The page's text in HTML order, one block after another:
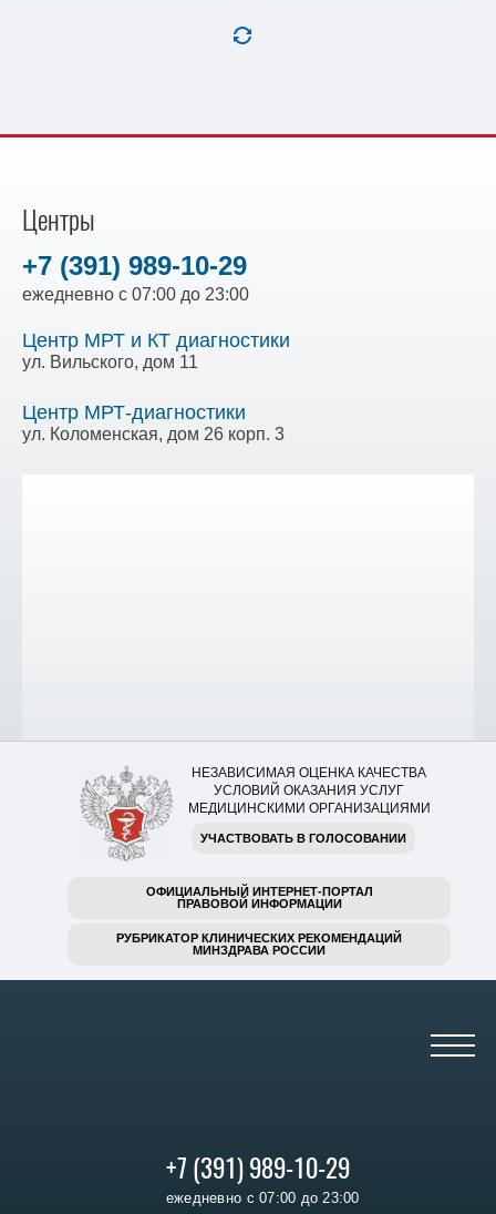
Центры
+7 (391) 989-10-29
ежедневно с 07:00 до 23:00
Центр МРТ и КТ диагностики
ул. Вильского, дом 11
Центр МРТ-диагностики
ул. Коломенская, дом 26 корп. 3
НЕЗАВИСИМАЯ ОЦЕНКА КАЧЕСТВА
УСЛОВИЙ ОКАЗАНИЯ УСЛУГ
МЕДИЦИНСКИМИ ОРГАНИЗАЦИЯМИ
УЧАСТВОВАТЬ В ГОЛОСОВАНИИ
ОФИЦИАЛЬНЫЙ ИНТЕРНЕТ-ПОРТАЛ
ПРАВОВОЙ ИНФОРМАЦИИ
РУБРИКАТОР КЛИНИЧЕСКИХ РЕКОМЕНДАЦИЙ
МИНЗДРАВА РОССИИ
+7 (391) 989-10-29
ежедневно с 07:00 до 23:00